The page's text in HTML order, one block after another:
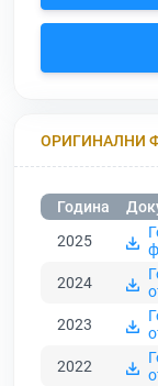
ОРИГИНАЛНИ
Година
2025
2024
2023
2022